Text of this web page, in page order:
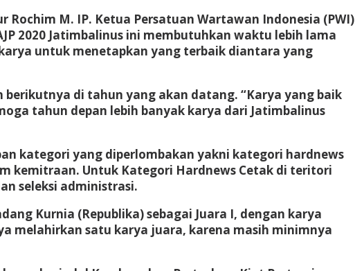
Rochim M. IP. Ketua Persatuan Wartawan Indonesia (PWI)
2020 Jatimbalinus ini membutuhkan waktu lebih lama
untuk menetapkan yang terbaik diantara yang
di tahun yang akan datang. “Karya yang baik
tahun depan lebih banyak karya dari Jatimbalinus
kategori yang diperlombakan yakni kategori hardnews
kemitraan. Untuk Kategori Hardnews Cetak di teritori
seleksi administrasi.
Kurnia (Republika) sebagai Juara I, dengan karya
melahirkan satu karya juara, karena masih minimnya